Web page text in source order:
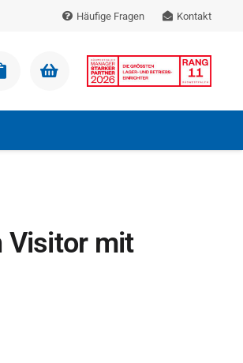
Häufige Fragen Kontakt
Visitor mit